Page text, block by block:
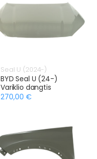
Seal U (2024-)
BYD Seal U (24-)
Variklio dangtis
270,00 €